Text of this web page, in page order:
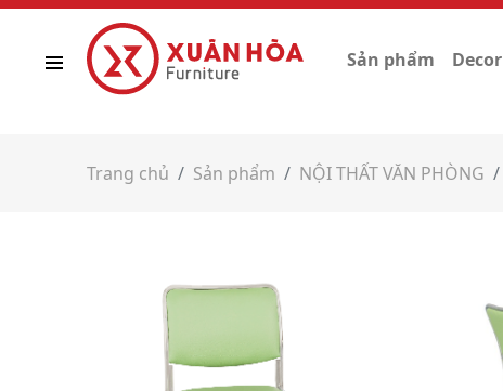
Sản phẩm Decor
Trang chủ Sản phẩm NỘI THẤT VĂN PHÒNG